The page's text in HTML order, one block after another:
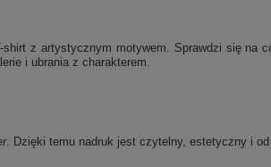
z artystycznym motywem. Sprawdzi się na
i ubrania z charakterem.
. Dzięki temu nadruk jest czytelny, estetyczny i od